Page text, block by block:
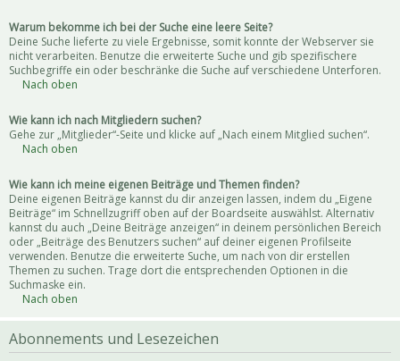
Warum bekomme ich bei der Suche eine leere Seite?
Deine Suche lieferte zu viele Ergebnisse, somit konnte der Webserver sie
nicht verarbeiten. Benutze die erweiterte Suche und gib spezifischere
Suchbegriffe ein oder beschränke die Suche auf verschiedene Unterforen.
Nach oben
Wie kann ich nach Mitgliedern suchen?
Gehe zur „Mitglieder“-Seite und klicke auf „Nach einem Mitglied suchen“.
Nach oben
Wie kann ich meine eigenen Beiträge und Themen finden?
Deine eigenen Beiträge kannst du dir anzeigen lassen, indem du „Eigene
Beiträge“ im Schnellzugriff oben auf der Boardseite auswählst. Alternativ
kannst du auch „Deine Beiträge anzeigen“ in deinem persönlichen Bereich
oder „Beiträge des Benutzers suchen“ auf deiner eigenen Profilseite
verwenden. Benutze die erweiterte Suche, um nach von dir erstellen
Themen zu suchen. Trage dort die entsprechenden Optionen in die
Suchmaske ein.
Nach oben
Abonnements und Lesezeichen